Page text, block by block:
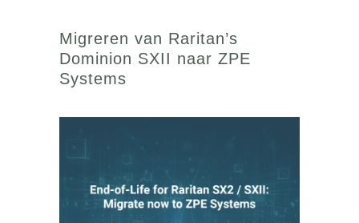
Migreren van Raritan’s
Dominion SXII naar ZPE
Systems